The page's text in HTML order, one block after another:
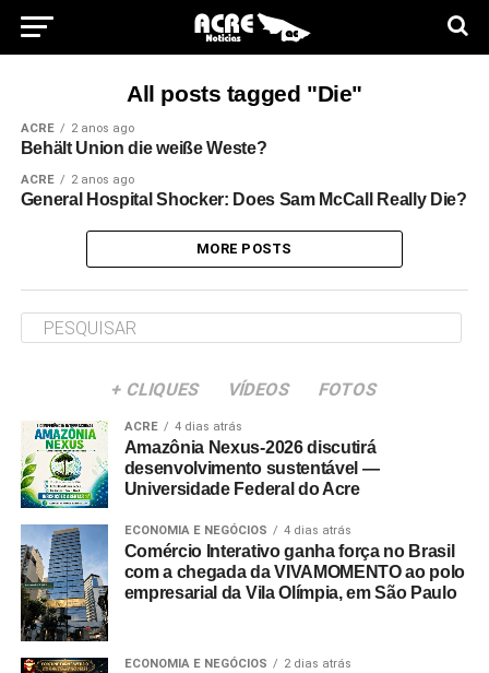
All posts tagged "Die"
ACRE 2 anos ago
Behält Union die weiße Weste?
ACRE 2 anos ago
General Hospital Shocker: Does Sam McCall Really Die?
MORE POSTS
+ CLIQUES VÍDEOS FOTOS
ACRE 4 dias atrás
Amazônia Nexus-2026 discutirá
desenvolvimento sustentável —
Universidade Federal do Acre
ECONOMIA E NEGÓCIOS 4 dias atrás
Comércio Interativo ganha força no Brasil
com a chegada da VIVAMOMENTO ao polo
empresarial da Vila Olímpia, em São Paulo
ECONOMIA E NEGÓCIOS 2 dias atrás